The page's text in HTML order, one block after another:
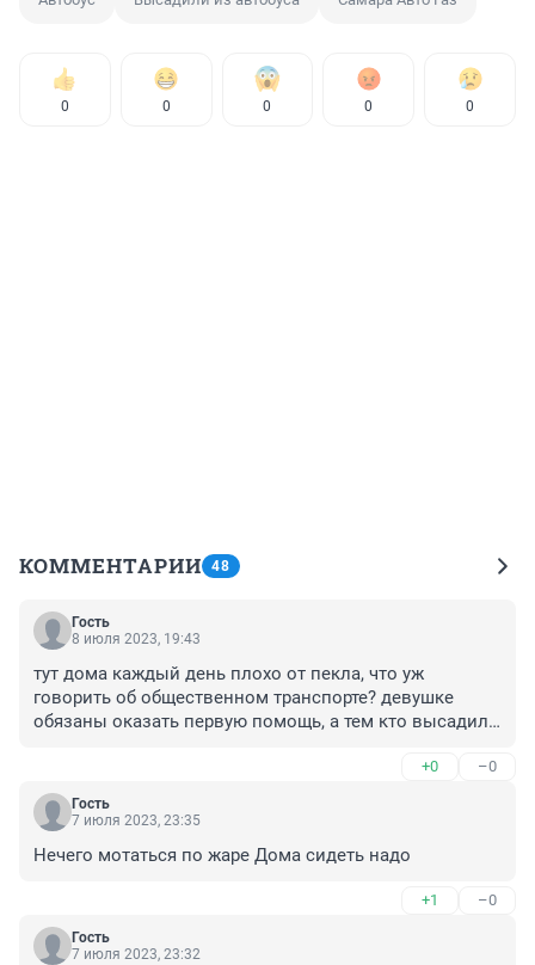
0 0 0 0 0
КОММЕНТАРИИ 48
Гость
8 июля 2023, 19:43
тут дома каждый день плохо от пекла, что уж
говорить об общественном транспорте? девушке
обязаны оказать первую помощь, а тем кто высадил-
+0 –0
Гость
7 июля 2023, 23:35
Нечего мотаться по жаре Дома сидеть надо
+1 –0
Гость
7 июля 2023, 23:32